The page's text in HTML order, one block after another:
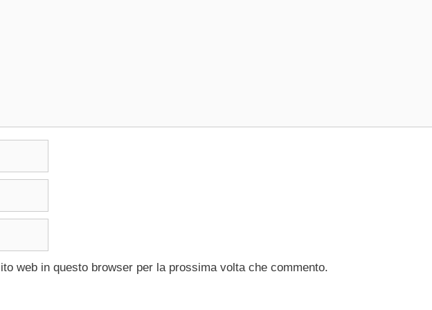
web in questo browser per la prossima volta che commento.